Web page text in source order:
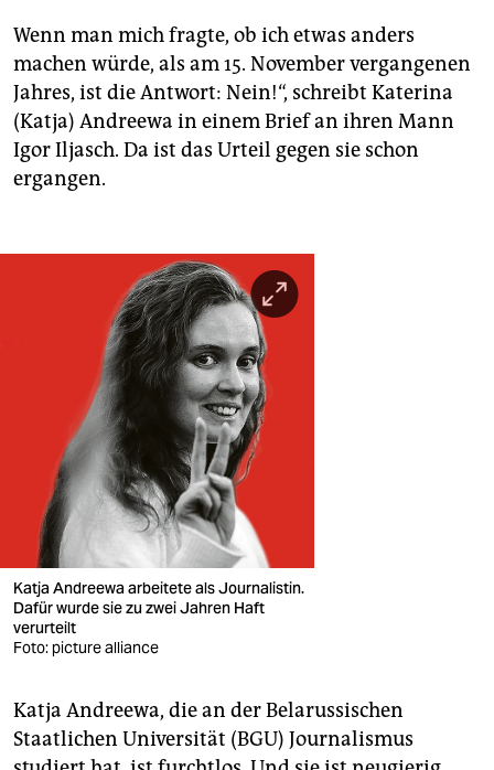
Wenn man mich fragte, ob ich etwas anders
machen würde, als am 15. November vergangenen
Jahres, ist die Antwort: Nein!“, schreibt Katerina
(Katja) Andreewa in einem Brief an ihren Mann
Igor Iljasch. Da ist das Urteil gegen sie schon
ergangen.
Katja Andreewa arbeitete als Journalistin.
Dafür wurde sie zu zwei Jahren Haft
verurteilt
Foto: picture alliance
Katja Andreewa, die an der Belarussischen
Staatlichen Universität (BGU) Journalismus